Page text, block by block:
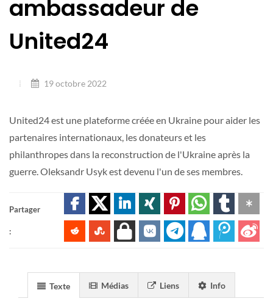
ambassadeur de
United24
19 octobre 2022
United24 est une plateforme créée en Ukraine pour aider les
partenaires internationaux, les donateurs et les
philanthropes dans la reconstruction de l'Ukraine après la
guerre. Oleksandr Usyk est devenu l'un de ses membres.
Partager
:
Texte Médias Liens Info